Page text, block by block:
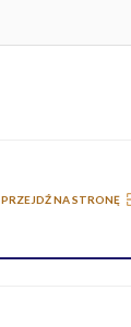
PRZEJDŹ NA STRONĘ